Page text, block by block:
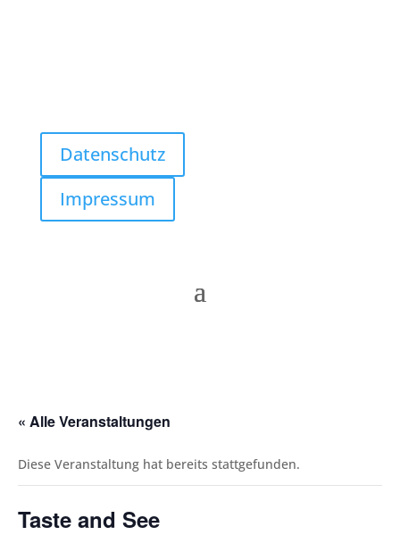
Datenschutz
Impressum
« Alle Veranstaltungen
Diese Veranstaltung hat bereits stattgefunden.
Taste and See